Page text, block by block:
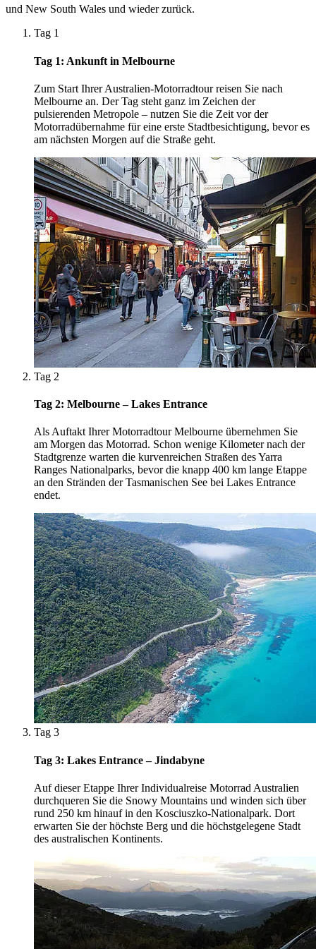
und New South Wales und wieder zurück.
Tag 1
Tag 1: Ankunft in Melbourne
Zum Start Ihrer Australien-Motorradtour reisen Sie nach
Melbourne an. Der Tag steht ganz im Zeichen der
pulsierenden Metropole – nutzen Sie die Zeit vor der
Motorradübernahme für eine erste Stadtbesichtigung, bevor es
am nächsten Morgen auf die Straße geht.
Tag 2
Tag 2: Melbourne – Lakes Entrance
Als Auftakt Ihrer Motorradtour Melbourne übernehmen Sie
am Morgen das Motorrad. Schon wenige Kilometer nach der
Stadtgrenze warten die kurvenreichen Straßen des Yarra
Ranges Nationalparks, bevor die knapp 400 km lange Etappe
an den Stränden der Tasmanischen See bei Lakes Entrance
endet.
Tag 3
Tag 3: Lakes Entrance – Jindabyne
Auf dieser Etappe Ihrer Individualreise Motorrad Australien
durchqueren Sie die Snowy Mountains und winden sich über
rund 250 km hinauf in den Kosciuszko-Nationalpark. Dort
erwarten Sie der höchste Berg und die höchstgelegene Stadt
des australischen Kontinents.